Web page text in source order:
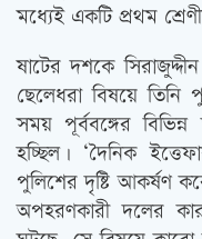
মধ্যেই একটি প্রথম
ষাটের দশকে
ছেলেধরা বিষয়ে তিনি
সময় পূর্ববঙ্গের
হচ্ছিল। ‘দৈনিক
পুলিশের দৃষ্টি আকর্ষণ
অপহরণকারী দলের